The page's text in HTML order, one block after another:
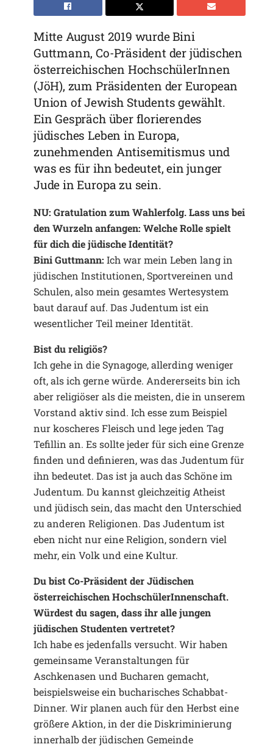
Mitte August 2019 wurde Bini
Guttmann, Co-Präsident der jüdischen
österreichischen HochschülerInnen
(JöH), zum Präsidenten der European
Union of Jewish Students gewählt.
Ein Gespräch über florierendes
jüdisches Leben in Europa,
zunehmenden Antisemitismus und
was es für ihn bedeutet, ein junger
Jude in Europa zu sein.
NU: Gratulation zum Wahlerfolg. Lass uns bei
den Wurzeln anfangen: Welche Rolle spielt
für dich die jüdische Identität?
Bini Guttmann: Ich war mein Leben lang in
jüdischen Institutionen, Sportvereinen und
Schulen, also mein gesamtes Wertesystem
baut darauf auf. Das Judentum ist ein
wesentlicher Teil meiner Identität.
Bist du religiös?
Ich gehe in die Synagoge, allerding weniger
oft, als ich gerne würde. Andererseits bin ich
aber religiöser als die meisten, die in unserem
Vorstand aktiv sind. Ich esse zum Beispiel
nur koscheres Fleisch und lege jeden Tag
Tefillin an. Es sollte jeder für sich eine Grenze
finden und definieren, was das Judentum für
ihn bedeutet. Das ist ja auch das Schöne im
Judentum. Du kannst gleichzeitig Atheist
und jüdisch sein, das macht den Unterschied
zu anderen Religionen. Das Judentum ist
eben nicht nur eine Religion, sondern viel
mehr, ein Volk und eine Kultur.
Du bist Co-Präsident der Jüdischen
österreichischen HochschülerInnenschaft.
Würdest du sagen, dass ihr alle jungen
jüdischen Studenten vertretet?
Ich habe es jedenfalls versucht. Wir haben
gemeinsame Veranstaltungen für
Aschkenasen und Bucharen gemacht,
beispielsweise ein bucharisches Schabbat-
Dinner. Wir planen auch für den Herbst eine
größere Aktion, in der die Diskriminierung
innerhalb der jüdischen Gemeinde